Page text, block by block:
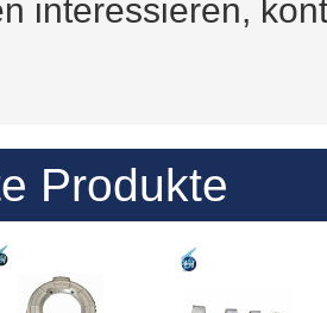
interessieren,
Produkte